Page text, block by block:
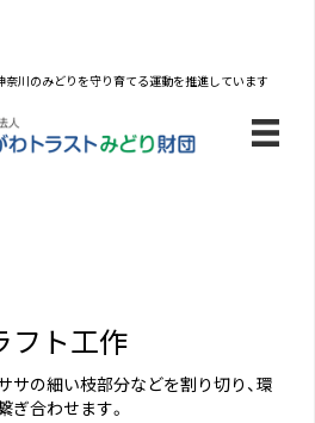
奈川のみどりを守り育てる運動を推進しています
フト工作
サの細い枝部分などを割り切り、環
ぎ合わせます。